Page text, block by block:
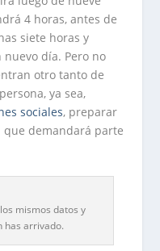
4 horas, antes de
siete horas y
día. Pero no
otro tanto de
ya sea,
sociales, preparar
que demandará parte
mismos datos y
has arrivado.